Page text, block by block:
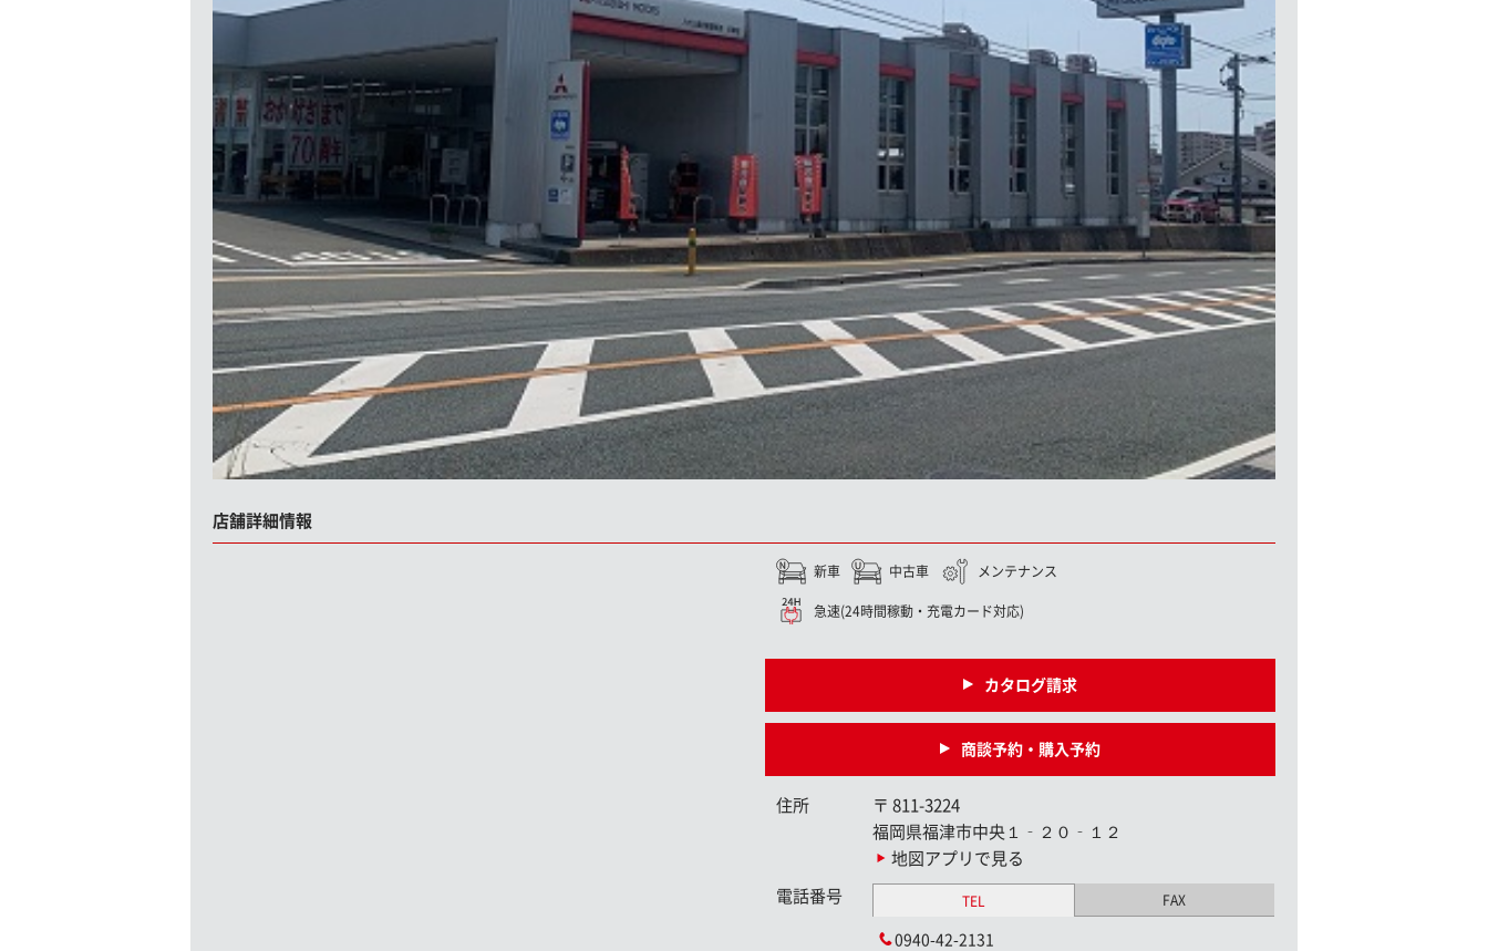
店舗詳細情報
新車 中古車 メンテナンス
急速(24時間稼動・充電カード対応)
カタログ請求
商談予約・購入予約
住所 〒811-3224
福岡県福津市中央１‐２０‐１２
地図アプリで見る
電話番号 TEL FAX
0940-42-2131